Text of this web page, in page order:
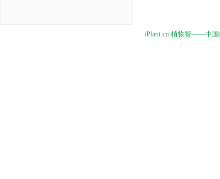
iPlant.cn 植物智——中国